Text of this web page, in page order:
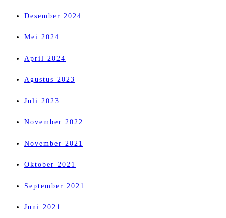
Desember 2024
Mei 2024
April 2024
Agustus 2023
Juli 2023
November 2022
November 2021
Oktober 2021
September 2021
Juni 2021